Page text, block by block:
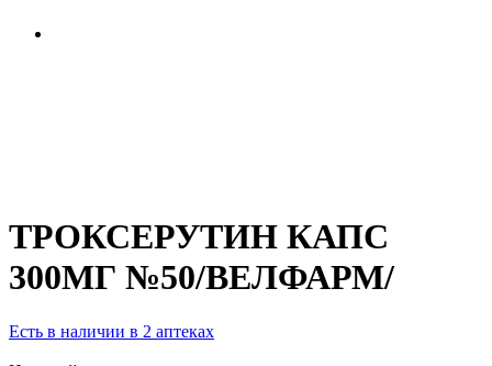
ТРОКСЕРУТИН КАПС
300МГ №50/ВЕЛФАРМ/
Есть в наличии в 2 аптеках